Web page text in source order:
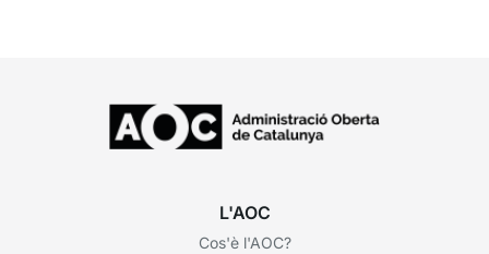
L'AOC
Cos'è l'AOC?